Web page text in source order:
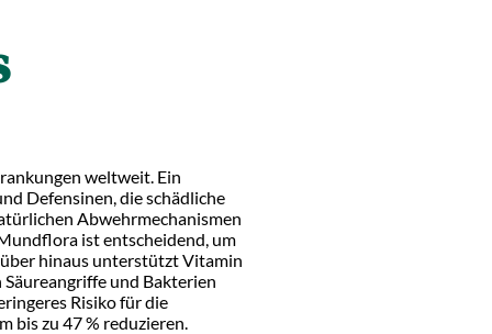
weltweit. Ein
Defensinen, die schädliche
Abwehrmechanismen
ist entscheidend, um
hinaus unterstützt Vitamin
und Bakterien
Risiko für die
bis zu 47 % reduzieren.